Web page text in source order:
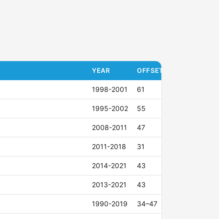
YEAR OFFSET (ET)
1998-2001 61
1995-2002 55
2008-2011 47
2011-2018 31
2014-2021 43
2013-2021 43
1990-2019 34–47